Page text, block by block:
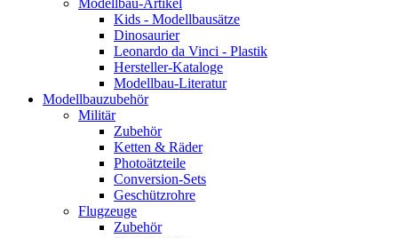
Modellbau-Artikel
Kids - Modellbausätze
Dinosaurier
Leonardo da Vinci - Plastik
Hersteller-Kataloge
Modellbau-Literatur
Modellbauzubehör
Militär
Zubehör
Ketten & Räder
Photoätzteile
Conversion-Sets
Geschützrohre
Flugzeuge
Zubehör